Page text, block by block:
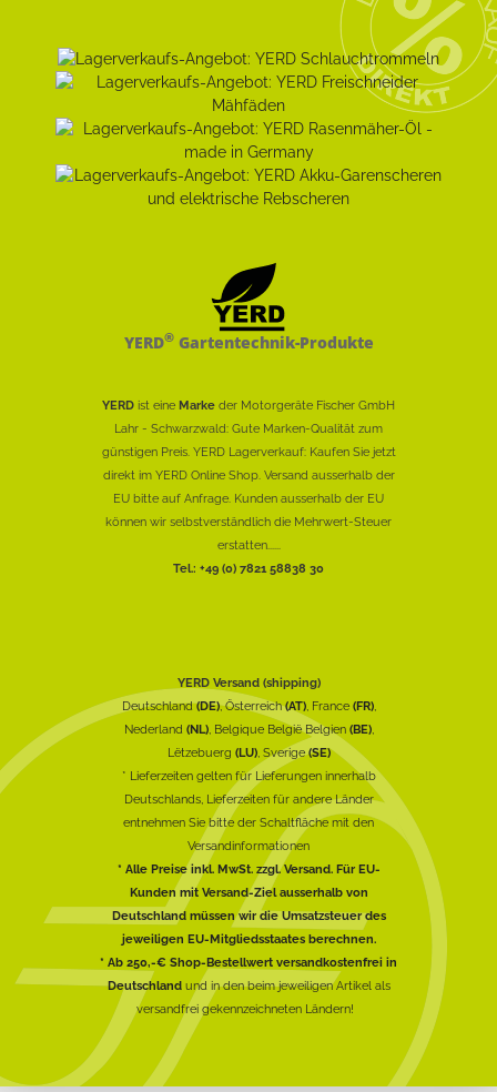
YERD®Gartentechnik-Produkte
YERD ist eine Marke der Motorgeräte Fischer GmbH
Lahr - Schwarzwald: Gute Marken-Qualität zum
günstigen Preis. YERD Lagerverkauf: Kaufen Sie jetzt
direkt im YERD Online Shop. Versand ausserhalb der
EU bitte auf Anfrage. Kunden ausserhalb der EU
können wir selbstverständlich die Mehrwert-Steuer
erstatten......
Tel.: +49 (0) 7821 58838 30
YERD Versand (shipping)
Deutschland(DE), Österreich(AT), France (FR),
Nederland (NL), Belgique België Belgien (BE),
Lëtzebuerg (LU), Sverige(SE)
* Lieferzeiten gelten für Lieferungen innerhalb
Deutschlands, Lieferzeiten für andere Länder
entnehmen Sie bitte der Schaltfläche mit den
Versandinformationen
* Alle Preise inkl. MwSt. zzgl. Versand. Für EU-
Kunden mit Versand-Ziel ausserhalb von
Deutschland müssen wir die Umsatzsteuer des
jeweiligen EU-Mitgliedsstaates berechnen.
* Ab 250,-€ Shop-Bestellwert versandkostenfrei in
Deutschlandund in den beim jeweiligen Artikel als
versandfrei gekennzeichneten Ländern!